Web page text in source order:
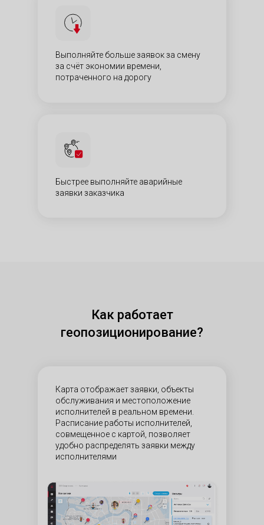
Выполняйте больше заявок за смену
за счёт экономии времени,
потраченного на дорогу​
Быстрее выполняйте аварийные
заявки заказчика​
Карта отображает заявки, объекты
обслуживания и местоположение
исполнителей в реальном времени.
Расписание работы исполнителей,
совмещенное с картой, позволяет
удобно распределять заявки между
исполнителями
Как работает
геопозиционирование?